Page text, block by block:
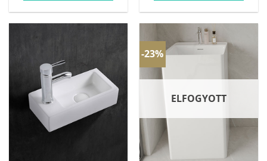
100 Ft. 990 Ft. 100 Ft. 990 Ft.
-23%
ELFOGYOTT